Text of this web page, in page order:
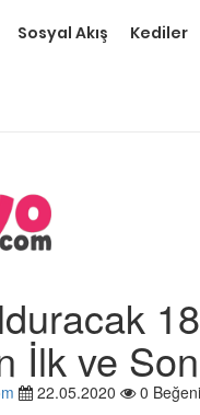
Sosyal Akış Kediler
İlk ve
22.05.2020 0 Beğeni